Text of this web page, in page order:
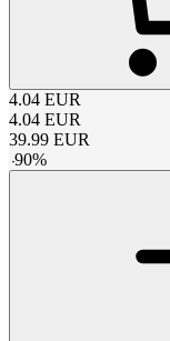
4.04 EUR
4.04 EUR
39.99 EUR
-90%